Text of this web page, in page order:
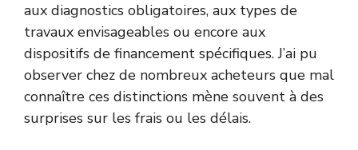
aux diagnostics obligatoires, aux types de
travaux envisageables ou encore aux
dispositifs de financement spécifiques. J’ai pu
observer chez de nombreux acheteurs que mal
connaître ces distinctions mène souvent à des
surprises sur les frais ou les délais.